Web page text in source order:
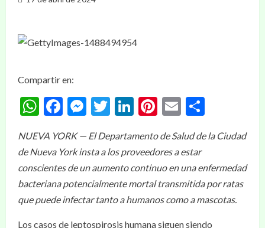
Compartir en:
WhatsApp
Facebook
Messenger
Twitter
LinkedIn
Pinterest
Email
NUEVA YORK — El Departamento de Salud de la Ciudad
de Nueva York insta a los proveedores a estar
conscientes de un aumento continuo en una enfermedad
bacteriana potencialmente mortal transmitida por ratas
que puede infectar tanto a humanos como a mascotas.
Los casos de leptospirosis humana siguen siendo